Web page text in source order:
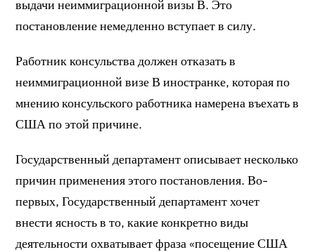
выдачи неиммиграционной визы В. Это
постановление немедленно вступает в силу.
Работник консульства должен отказать в
неиммиграционной визе В иностранке, которая по
мнению консульского работника намерена въехать в
США по этой причине.
Государственный департамент описывает несколько
причин применения этого постановления. Во-
первых, Государственный департамент хочет
внести ясность в то, какие конкретно виды
деятельности охватывает фраза «посещение США